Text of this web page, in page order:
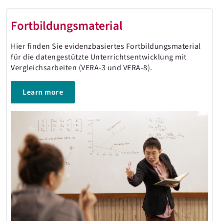
Fortbildungsmaterial
Hier finden Sie evidenzbasiertes Fortbildungsmaterial
für die datengestützte Unterrichtsentwicklung mit
Vergleichsarbeiten (VERA-3 und VERA-8).
Learn more